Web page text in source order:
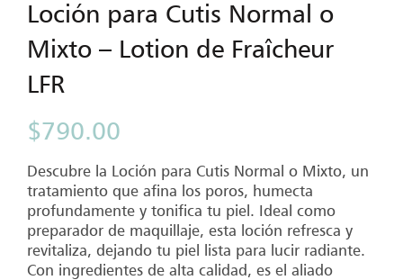
Loción para Cutis Normal o
Mixto – Lotion de Fraîcheur
LFR
$790.00
Descubre la Loción para Cutis Normal o Mixto, un
tratamiento que afina los poros, humecta
profundamente y tonifica tu piel. Ideal como
preparador de maquillaje, esta loción refresca y
revitaliza, dejando tu piel lista para lucir radiante.
Con ingredientes de alta calidad, es el aliado